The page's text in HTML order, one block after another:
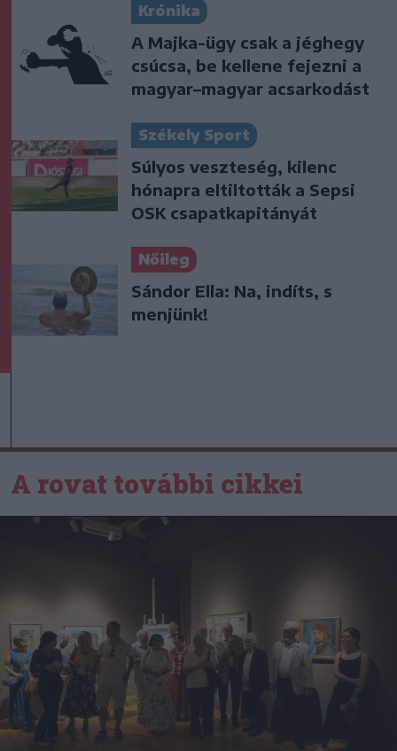
Krónika
A Majka-ügy csak a jéghegy
csúcsa, be kellene fejezni a
magyar–magyar acsarkodást
Székely Sport
Súlyos veszteség, kilenc
hónapra eltiltották a Sepsi
OSK csapatkapitányát
Nőileg
Sándor Ella: Na, indíts, s
menjünk!
A rovat további cikkei